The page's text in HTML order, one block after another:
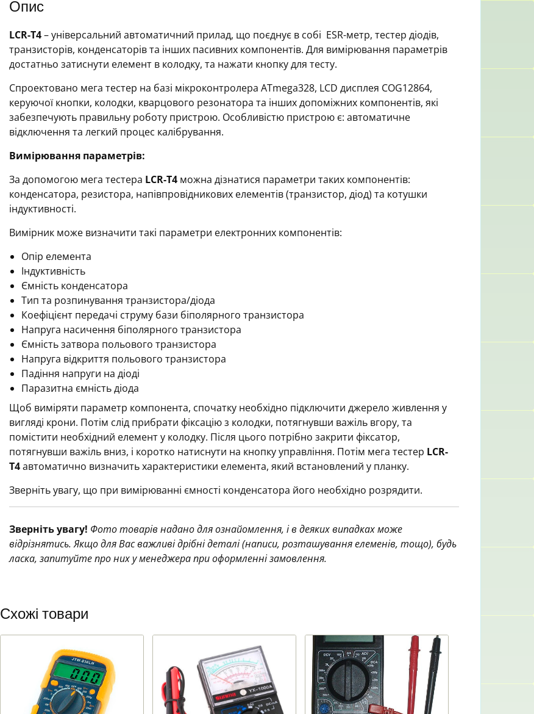
Опис
LCR-T4– універсальний автоматичний прилад, що поєднує в собі ESR-метр, тестер діодів,
транзисторів, конденсаторів та інших пасивних компонентів. Для вимірювання параметрів
достатньо затиснути елемент в колодку, та нажати кнопку для тесту.
Спроектовано мега тестер на базі мікроконтролера ATmega328, LCD дисплея COG12864,
керуючої кнопки, колодки, кварцового резонатора та інших допоміжних компонентів, які
забезпечують правильну роботу пристрою. Особливістю пристрою є: автоматичне
відключення та легкий процес калібрування.
Вимірювання параметрів:
За допомогою мега тестера LCR-T4 можна дізнатися параметри таких компонентів:
конденсатора, резистора, напівпровідникових елементів (транзистор, діод) та котушки
індуктивності.
Вимірник може визначити такі параметри електронних компонентів:
Опір елемента
Індуктивність
Ємність конденсатора
Тип та розпинування транзистора/діода
Коефіцієнт передачі струму бази біполярного транзистора
Напруга насичення біполярного транзистора
Ємність затвора польового транзистора
Напруга відкриття польового транзистора
Падіння напруги на діоді
Паразитна ємність діода
Щоб виміряти параметр компонента, спочатку необхідно підключити джерело живлення у
вигляді крони. Потім слід прибрати фіксацію з колодки, потягнувши важіль вгору, та
помістити необхідний елемент у колодку. Після цього потрібно закрити фіксатор,
потягнувши важіль вниз, і коротко натиснути на кнопку управління. Потім мега тестер LCR-
T4автоматично визначить характеристики елемента, який встановлений у планку.
Зверніть увагу, що при вимірюванні ємності конденсатора його необхідно розрядити.
Зверніть увагу! Фото товарів надано для ознайомлення, і в деяких випадках може
відрізнятись. Якщо для Вас важливі дрібні деталі (написи, розташування елеменів, тощо), будь
ласка, запитуйте про них у менеджера при оформленні замовлення.
Схожі товари